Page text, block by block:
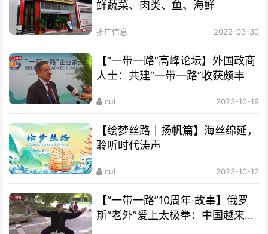
鲜蔬菜、肉类、鱼、海鲜
推广信息 2022-03-30
【“一带一路”高峰论坛】外国政商
人士：共建“一带一路”收获颇丰
cui 2023-10-19
【绘梦丝路｜扬帆篇】海丝绵延，
聆听时代涛声
cui 2023-10-12
【“一带一路”10周年·故事】俄罗
斯“老外”爱上太极拳：中国越来越